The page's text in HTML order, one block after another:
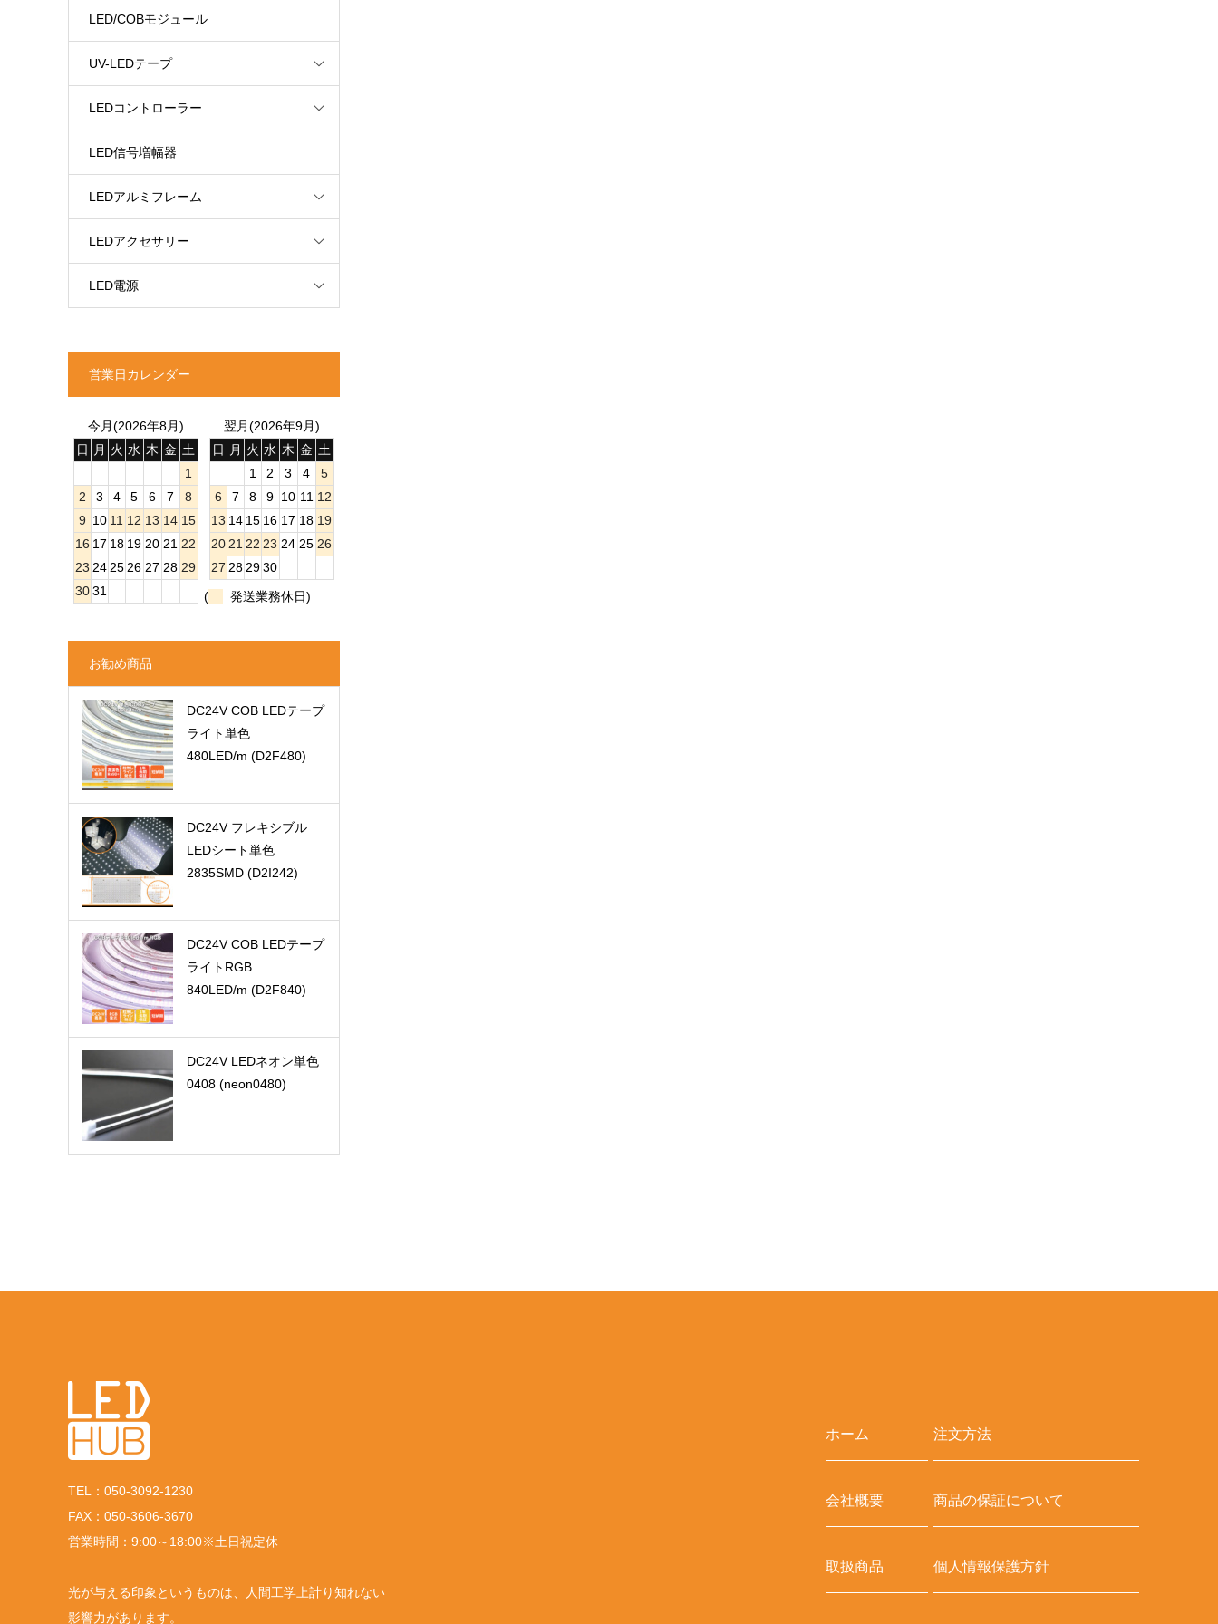
LED/COBモジュール
UV-LEDテープ
LEDコントローラー
LED信号増幅器
LEDアルミフレーム
LEDアクセサリー
LED電源
営業日カレンダー
今月(2026年8月)
日
月 火 水 木 金 土
1
2
3 4 5 6 7
8
9 10 11 12 13 14 15
16 17 18 19 20 21 22
23 24 25 26 27 28 29
30 31
翌月(2026年9月)
日
月 火 水 木 金 土
1
2 3 4
5
6
7 8 9 10 11 12
13 14 15 16 17 18 19
20 21 22 23 24 25 26
27 28 29 30
(
発送業務休日)
お勧め商品
DC24V COB LEDテープ
ライト単色
480LED/m (D2F480)
DC24V フレキシブル
LEDシート単色
2835SMD (D2I242)
DC24V COB LEDテープ
ライトRGB
840LED/m (D2F840)
DC24V LEDネオン単色
0408 (neon0480)
TEL：050-3092-1230
FAX：050-3606-3670
営業時間：9:00～18:00※土日祝定休
光が与える印象というものは、人間工学上計り知れない
影響力があります。
ホーム
会社概要
取扱商品
注文方法
商品の保証について
個人情報保護方針